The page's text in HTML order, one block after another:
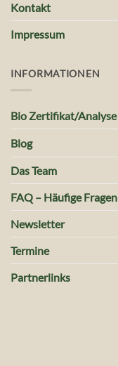
Kontakt
Impressum
INFORMATIONEN
Bio Zertifikat/Analyse
Blog
Das Team
FAQ – Häufige Fragen
Newsletter
Termine
Partnerlinks